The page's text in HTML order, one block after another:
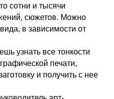
сотни и тысячи
сюжетов. Можно
в зависимости от
узнать все тонкости
печати,
и получить с нее